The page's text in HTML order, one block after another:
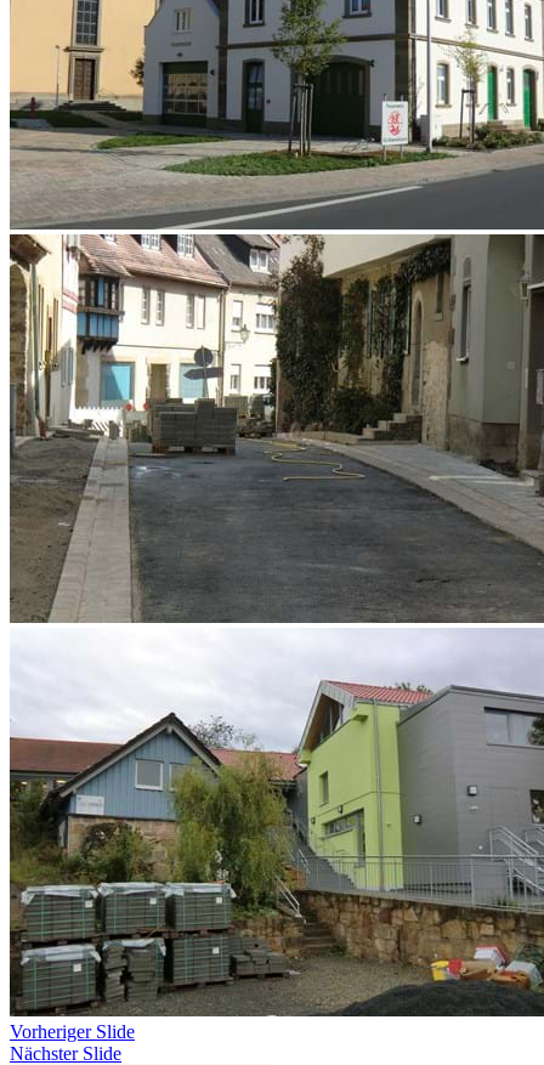
Vorheriger Slide
Nächster Slide